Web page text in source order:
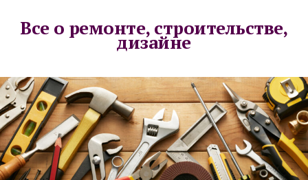
Все о ремонте, строительстве,
дизайне